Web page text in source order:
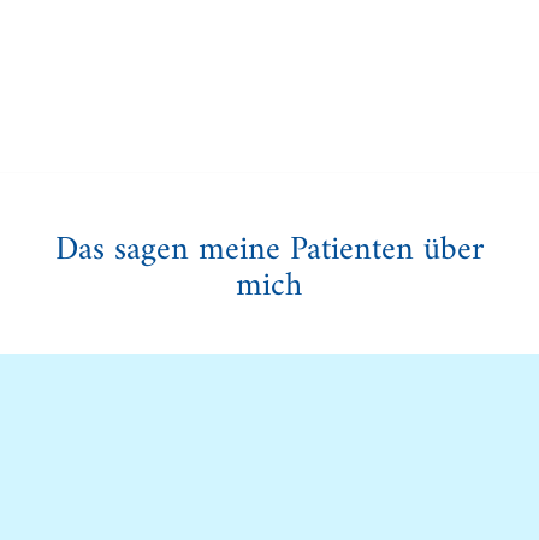
Das sagen meine Patienten über
mich